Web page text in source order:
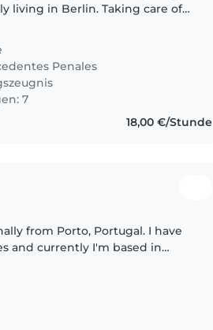
living in Berlin. Taking care of
Penales
7
18,00 €/Stunde
and currently I'm based in